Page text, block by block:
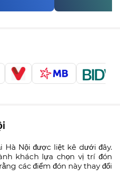
Hà Nội được liệt kê dưới đây.
khách lựa chọn vị trí đón
các điểm đón này thay đổi